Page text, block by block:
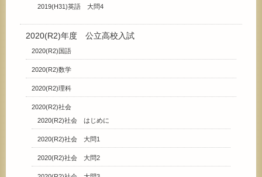
2019(H31)英語 大問4
2020(R2)年度 公立高校入試
2020(R2)国語
2020(R2)数学
2020(R2)理科
2020(R2)社会
2020(R2)社会 はじめに
2020(R2)社会 大問1
2020(R2)社会 大問2